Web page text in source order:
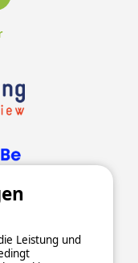
Leistung und